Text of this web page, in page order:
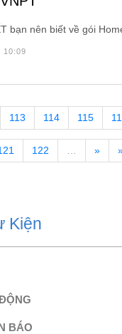
bạn nên biết về gói
10:09
113 114 115
122 … »
Kiện
BÁO